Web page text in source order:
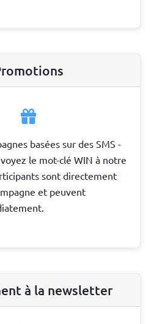
basées sur des SMS -
le mot-clé WIN à notre
sont directement
et peuvent
à la newsletter